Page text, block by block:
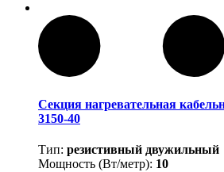
Секция нагревательная
3150-40
Тип: резистивный двужильный
Мощность (Вт/метр): 10